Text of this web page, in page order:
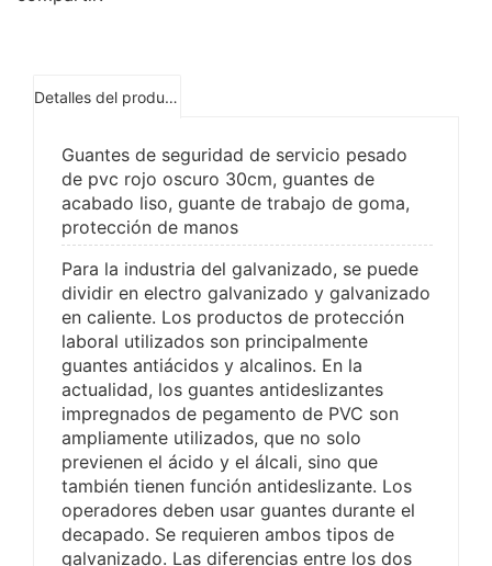
Detalles del producto
Guantes de seguridad de servicio pesado
de pvc rojo oscuro 30cm, guantes de
acabado liso, guante de trabajo de goma,
protección de manos
Para la industria del galvanizado, se puede
dividir en electro galvanizado y galvanizado
en caliente. Los productos de protección
laboral utilizados son principalmente
guantes antiácidos y alcalinos. En la
actualidad, los guantes antideslizantes
impregnados de pegamento de PVC son
ampliamente utilizados, que no solo
previenen el ácido y el álcali, sino que
también tienen función antideslizante. Los
operadores deben usar guantes durante el
decapado. Se requieren ambos tipos de
galvanizado. Las diferencias entre los dos